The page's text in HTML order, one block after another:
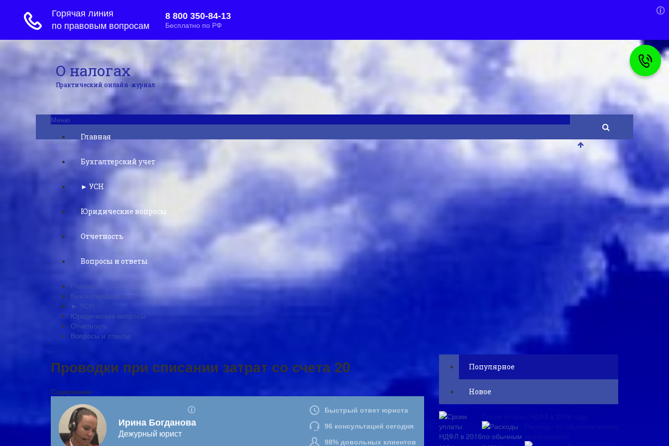
О налогах
Практический онлайн-журнал
Меню
Главная
Бухгалтерский учет
► УСН
Юридические вопросы
Отчетность
Вопросы и ответы
Главная
Бухгалтерский учет
► УСН
Юридические вопросы
Отчетность
Вопросы и ответы
Проводки при списании затрат со счета 20
Содержание
Популярное
Новое